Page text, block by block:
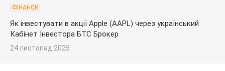
ФІНАНСИ
Як інвестувати в акції Apple (AAPL) через український
Кабінет Інвестора БТС Брокер
24 листопад 2025